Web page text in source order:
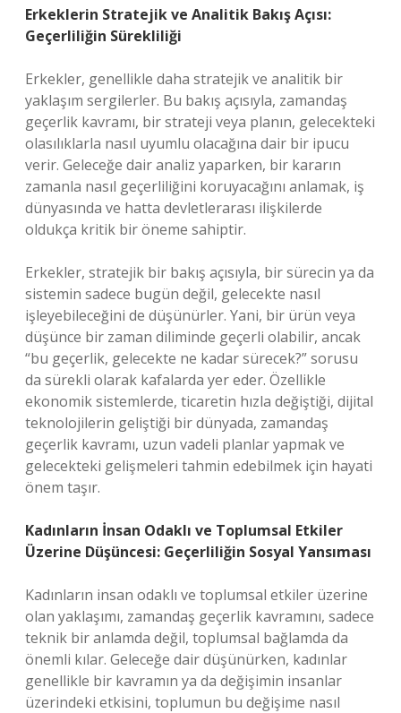
Erkeklerin Stratejik ve Analitik Bakış Açısı:
Geçerliliğin Sürekliliği
Erkekler, genellikle daha stratejik ve analitik bir
yaklaşım sergilerler. Bu bakış açısıyla, zamandaş
geçerlik kavramı, bir strateji veya planın, gelecekteki
olasılıklarla nasıl uyumlu olacağına dair bir ipucu
verir. Geleceğe dair analiz yaparken, bir kararın
zamanla nasıl geçerliliğini koruyacağını anlamak, iş
dünyasında ve hatta devletlerarası ilişkilerde
oldukça kritik bir öneme sahiptir.
Erkekler, stratejik bir bakış açısıyla, bir sürecin ya da
sistemin sadece bugün değil, gelecekte nasıl
işleyebileceğini de düşünürler. Yani, bir ürün veya
düşünce bir zaman diliminde geçerli olabilir, ancak
“bu geçerlik, gelecekte ne kadar sürecek?” sorusu
da sürekli olarak kafalarda yer eder. Özellikle
ekonomik sistemlerde, ticaretin hızla değiştiği, dijital
teknolojilerin geliştiği bir dünyada, zamandaş
geçerlik kavramı, uzun vadeli planlar yapmak ve
gelecekteki gelişmeleri tahmin edebilmek için hayati
önem taşır.
Kadınların İnsan Odaklı ve Toplumsal Etkiler
Üzerine Düşüncesi: Geçerliliğin Sosyal Yansıması
Kadınların insan odaklı ve toplumsal etkiler üzerine
olan yaklaşımı, zamandaş geçerlik kavramını, sadece
teknik bir anlamda değil, toplumsal bağlamda da
önemli kılar. Geleceğe dair düşünürken, kadınlar
genellikle bir kavramın ya da değişimin insanlar
üzerindeki etkisini, toplumun bu değişime nasıl